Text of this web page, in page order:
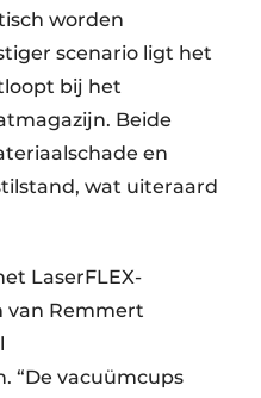
worden
scenario ligt het
bij het
Beide
en
wat uiteraard
LaserFLEX-
van Remmert
“De ­vacuümcups